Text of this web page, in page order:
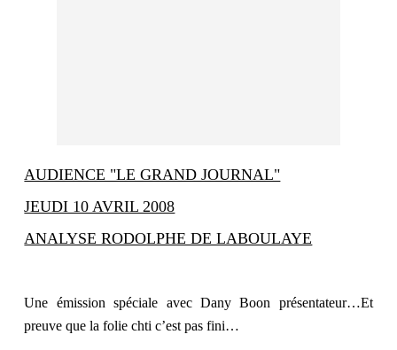
AUDIENCE "LE GRAND JOURNAL"
JEUDI 10 AVRIL 2008
ANALYSE RODOLPHE DE LABOULAYE
Une émission spéciale avec Dany Boon présentateur…Et
preuve que la folie chti c’est pas fini…